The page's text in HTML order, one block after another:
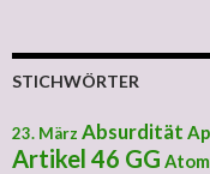
STICHWÖRTER
23. März Absurdität
Artikel 46 GG